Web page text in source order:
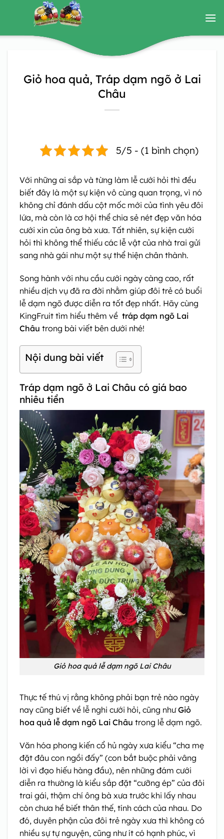
Giỏ hoa quả, Tráp dạm ngõ ở Lai
Châu
5/5 - (1 bình chọn)
Với những ai sắp và từng làm lễ cưới hỏi thì đều
biết đây là một sự kiện vô cùng quan trọng, vì nó
không chỉ đánh dấu cột mốc mới của tình yêu đôi
lứa, mà còn là cơ hội thể chia sẻ nét đẹp văn hóa
cưới xin của ông bà xưa. Tất nhiên, sự kiện cưới
hỏi thì không thể thiếu các lễ vật của nhà trai gửi
sang nhà gái như một sự thể hiện chân thành.
Song hành với nhu cầu cưới ngày càng cao, rất
nhiều dịch vụ đã ra đời nhằm giúp đôi trẻ có buổi
lễ dạm ngõ được diễn ra tốt đẹp nhất. Hãy cùng
KingFruit tìm hiểu thêm về tráp dạm ngõ Lai
Châu trong bài viết bên dưới nhé!
Nội dung bài viết
Tráp dạm ngõ ở Lai Châu có giá bao
nhiêu tiền
Giỏ hoa quả lễ dạm ngõ Lai Châu
Thực tế thú vị rằng không phải bạn trẻ nào ngày
nay cũng biết về lễ nghi cưới hỏi, cũng nhưGiỏ
hoa quả lễ dạm ngõ Lai Châu trong lễ dạm ngõ.
Văn hóa phong kiến cổ hủ ngày xưa kiểu “cha mẹ
đặt đâu con ngồi đấy” (con bắt buộc phải vâng
lời vì đạo hiếu hàng đầu), nên những đám cưới
diễn ra thường là kiểu sắp đặt “cưỡng ép” của đôi
trai gái, thậm chí ông bà xưa trước khi lấy nhau
còn chưa hề biết thân thế, tính cách của nhau. Do
đó, duyên phận của đôi trẻ ngày xưa thì không có
nhiều sự tự nguyện, cũng như ít có hạnh phúc, vì